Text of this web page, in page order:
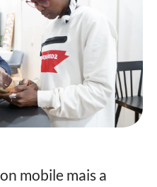
mobile mais a